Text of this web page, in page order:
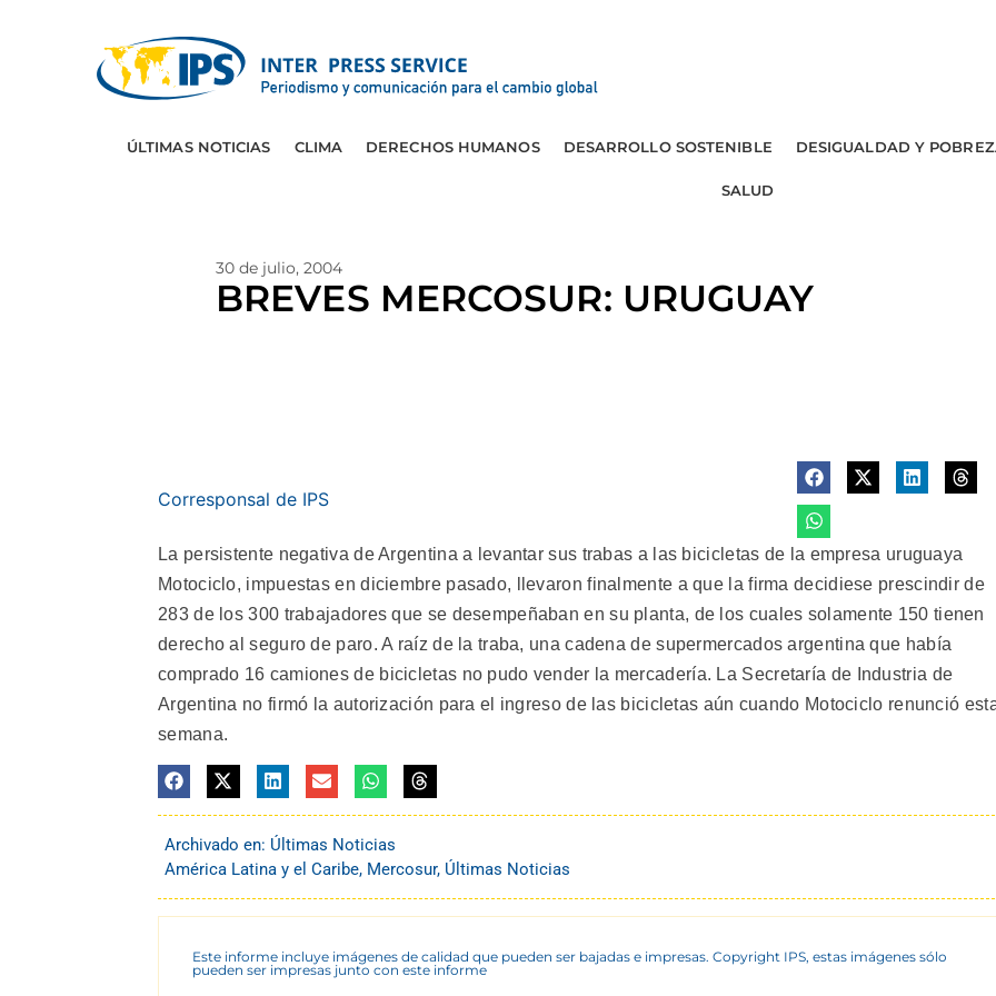
ÚLTIMAS NOTICIAS CLIMA DERECHOS HUMANOS DESARROLLO SOSTENIBLE DESIGUALDAD Y
SALUD
30 de julio, 2004
BREVES MERCOSUR: URUGUAY
Corresponsal de IPS
La persistente negativa de Argentina a levantar sus trabas a las bicicletas de la empresa uruguaya
Motociclo, impuestas en diciembre pasado, llevaron finalmente a que la firma decidiese prescindir de
283 de los 300 trabajadores que se desempeñaban en su planta, de los cuales solamente 150 tienen
derecho al seguro de paro. A raíz de la traba, una cadena de supermercados argentina que había
comprado 16 camiones de bicicletas no pudo vender la mercadería. La Secretaría de Industria de
Argentina no firmó la autorización para el ingreso de las bicicletas aún cuando Motociclo renunció
semana.
Archivado en: Últimas Noticias
América Latina y el Caribe, Mercosur, Últimas Noticias
Este informe incluye imágenes de calidad que pueden ser bajadas e impresas. Copyright IPS, estas imágenes sólo
pueden ser impresas junto con este informe